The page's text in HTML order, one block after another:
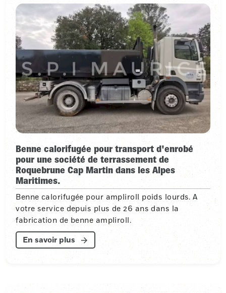
Benne calorifugée pour transport d'enrobé
pour une société de terrassement de
Roquebrune Cap Martin dans les Alpes
Maritimes.
Benne calorifugée pour ampliroll poids lourds. A
votre service depuis plus de 26 ans dans la
fabrication de benne ampliroll.
En savoir plus